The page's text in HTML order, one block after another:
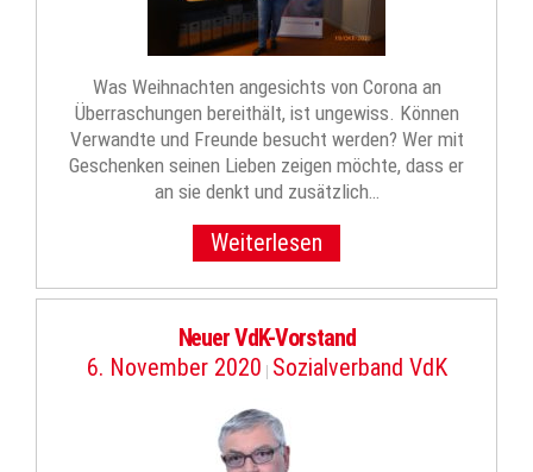
Was Weihnachten angesichts von Corona an
Überraschungen bereithält, ist ungewiss. Können
Verwandte und Freunde besucht werden? Wer mit
Geschenken seinen Lieben zeigen möchte, dass er
an sie denkt und zusätzlich…
Weiterlesen
Neuer VdK-Vorstand
6. November 2020 | Sozialverband VdK